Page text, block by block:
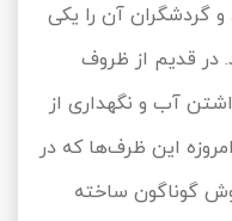
گردشگران آن را یکی
در قدیم از ظروف
آب و نگهداری از
این ظرف‌ها که در
گوناگون ساخته